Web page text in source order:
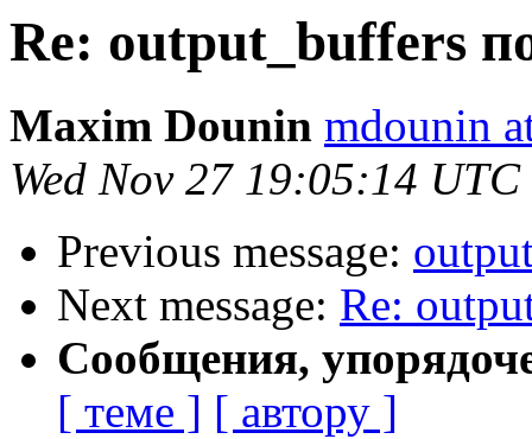
Re: output_buffers
Maxim Dounin mdounin
Wed Nov 27 19:05:14
Previous message:
Next message: Re:
Сообщения,
[ теме ] [ автору ]